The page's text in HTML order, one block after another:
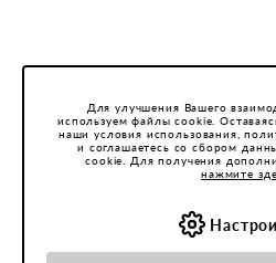
Для улучшения Вашего
используем файлы cookie.
наши условия использования,
и соглашаетесь со сбором
cookie. Для получения
нажмите